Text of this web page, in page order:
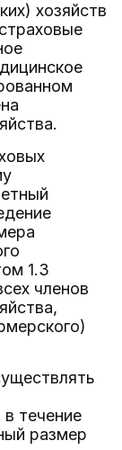
хозяйств
1.3
членов
течение
размер